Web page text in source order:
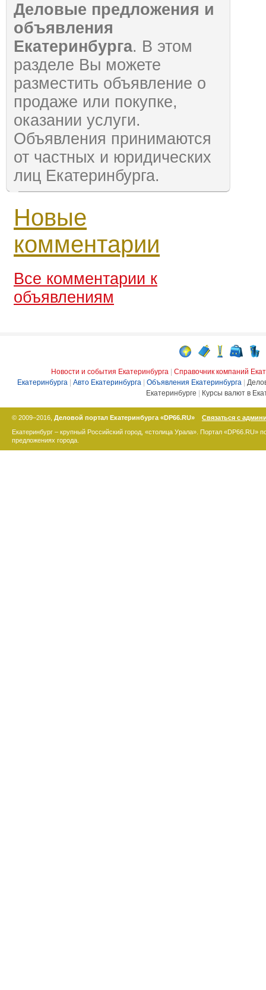
Деловые предложения и
объявления
Екатеринбурга. В этом
разделе Вы можете
разместить объявление о
продаже или покупке,
оказании услуги.
Объявления принимаются
от частных и юридических
лиц Екатеринбурга.
Новые
комментарии
Все комментарии к
объявлениям
Новости и события Екатеринбурга
Справочник компаний
Екатеринбурга
Авто Екатеринбурга Объявления Екатеринбурга
Екатеринбурге
Курсы валют в
© 2009–2016, Деловой портал Екатеринбурга «DP66.RU»
Связаться с
Екатеринбург – крупный Российский город, «столица Урала». Портал «DP66.RU»
предложениях города.